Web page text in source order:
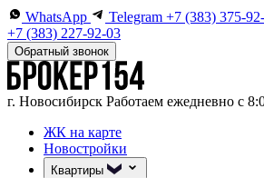
WhatsApp Telegram +7 (383) 375-
+7 (383) 227-92-03
Обратный звонок
г. Новосибирск Работаем ежедневно с
ЖК на карте
Новостройки
Квартиры